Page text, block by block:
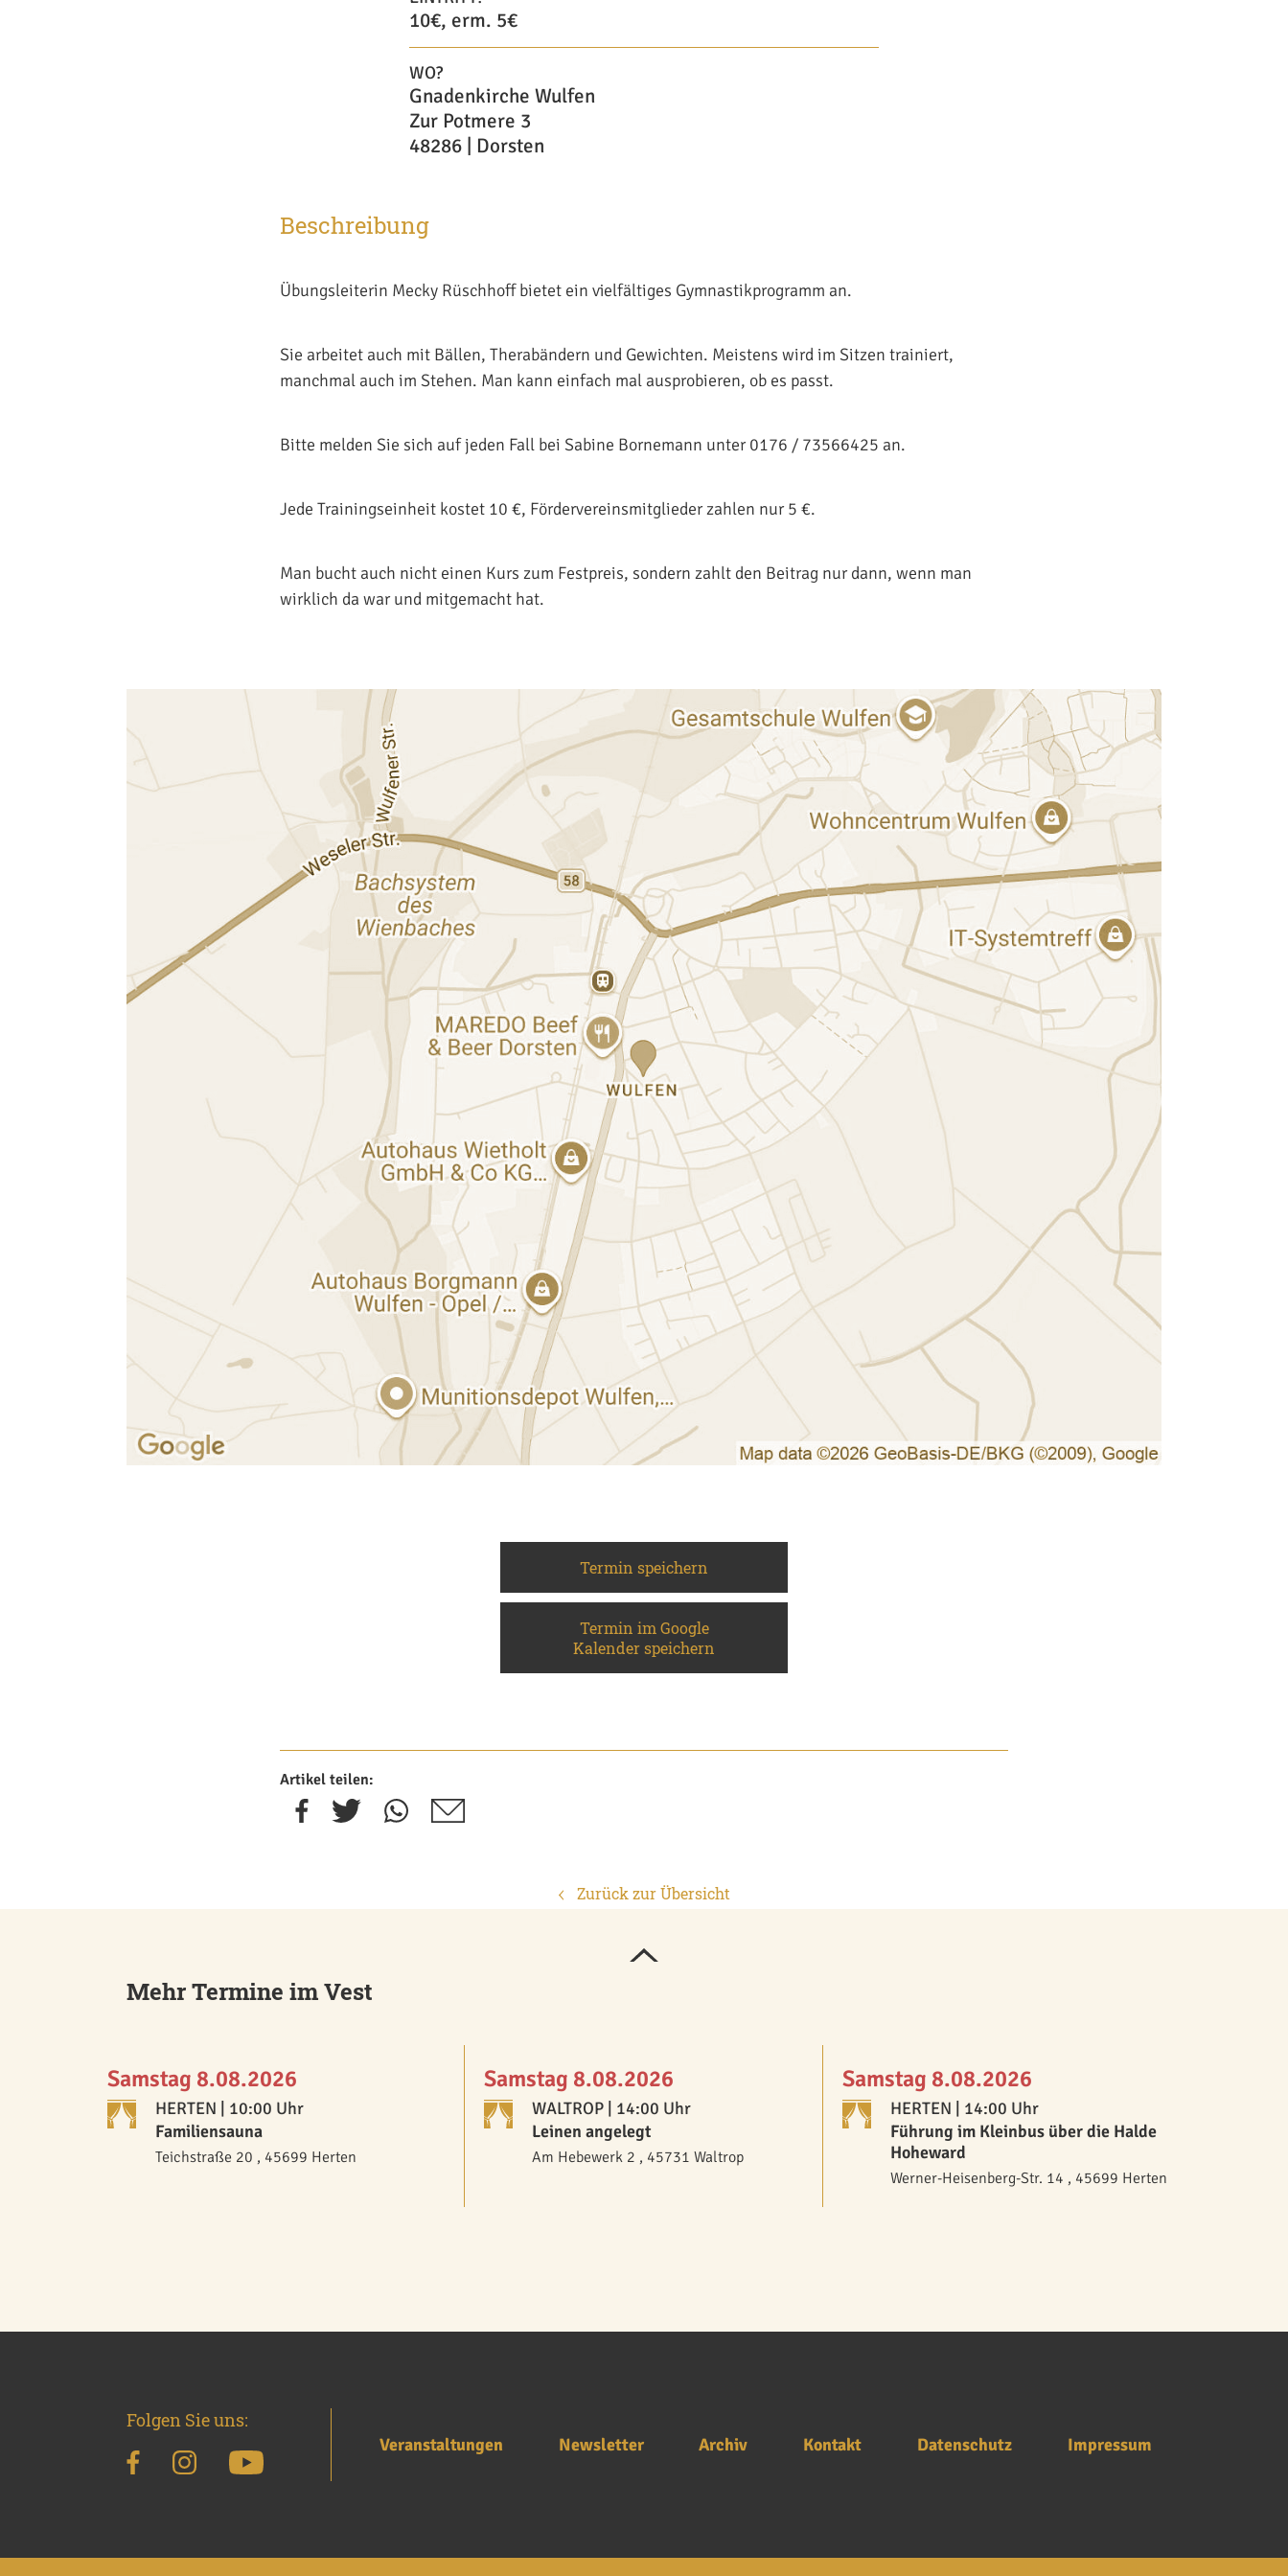
10€, erm. 5€
WO?
Gnadenkirche Wulfen
Zur Potmere 3
48286 | Dorsten
Beschreibung
Übungsleiterin Mecky Rüschhoff bietet ein vielfältiges Gymnastikprogramm an.
Sie arbeitet auch mit Bällen, Therabändern und Gewichten. Meistens wird im Sitzen trainiert,
manchmal auch im Stehen. Man kann einfach mal ausprobieren, ob es passt.
Bitte melden Sie sich auf jeden Fall bei Sabine Bornemann unter 0176 / 73566425 an.
Jede Trainingseinheit kostet 10 €, Fördervereinsmitglieder zahlen nur 5 €.
Man bucht auch nicht einen Kurs zum Festpreis, sondern zahlt den Beitrag nur dann, wenn man
wirklich da war und mitgemacht hat.
Termin speichern
Termin im Google
Kalender speichern
Artikel teilen:
Zurück zur Übersicht
Mehr Termine im Vest
Samstag 8.08.2026
HERTEN | 10:00 Uhr
Familiensauna
Teichstraße 20 , 45699 Herten
Samstag 8.08.2026
WALTROP | 14:00 Uhr
Leinen angelegt
Am Hebewerk 2 , 45731 Waltrop
Samstag 8.08.2026
HERTEN | 14:00 Uhr
Führung im Kleinbus über die Halde
Hoheward
Werner-Heisenberg-Str. 14 , 45699 Herten
Veranstaltungen Newsletter Archiv Kontakt Datenschutz Impressum
Folgen Sie uns: